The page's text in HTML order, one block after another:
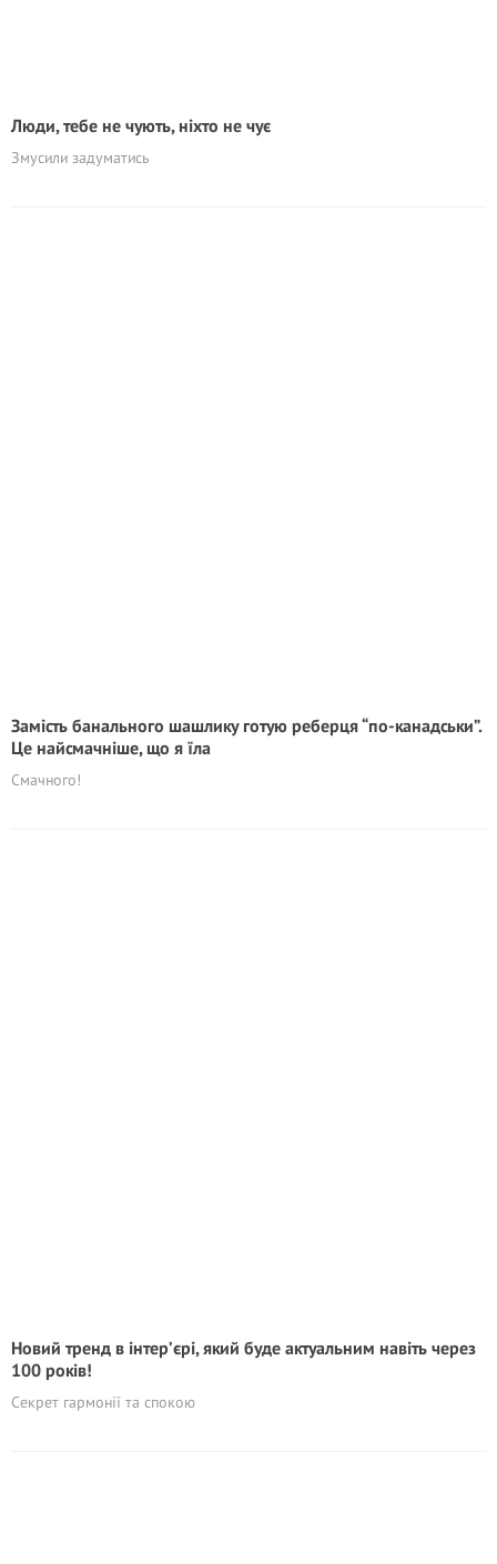
Люди, тебе не чують, ніхто не чує
Змусили задуматись
Замість банального шашлику готую реберця “по-канадськи”.
Це найсмачніше, що я їла
Смачного!
Новий тренд в інтер’єрі, який буде актуальним навіть через
100 років!
Секрет гармонії та спокою